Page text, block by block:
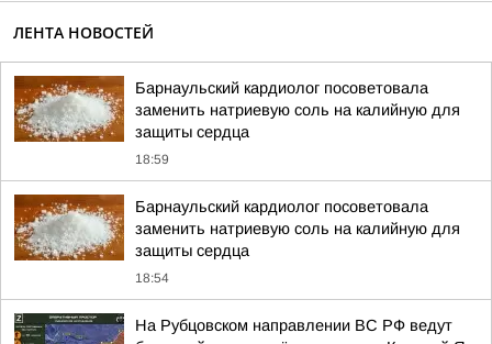
ЛЕНТА НОВОСТЕЙ
Барнаульский кардиолог посоветовала
заменить натриевую соль на калийную для
защиты сердца
18:59
Барнаульский кардиолог посоветовала
заменить натриевую соль на калийную для
защиты сердца
18:54
На Рубцовском направлении ВС РФ ведут